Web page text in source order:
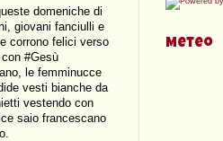
domeniche di
giovani fanciulli e
corrono felici verso
#Gesù
le femminucce
vesti bianche da
vestendo con
saio francescano
Meteo